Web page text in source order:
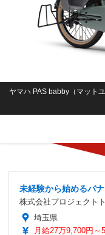
ヤマハ PAS babby（マット
未経験から始めるバ
株式会社プロジェクト
埼玉県
月給27万9,700円～